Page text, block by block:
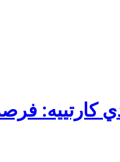
كارتييه: